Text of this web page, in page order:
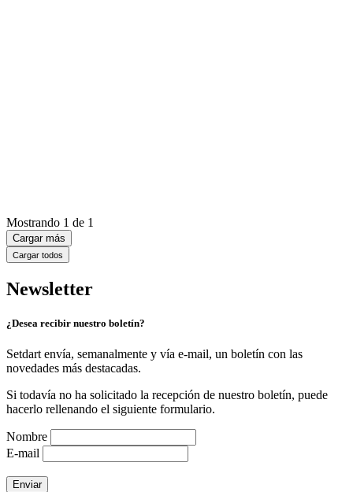
Mostrando 1 de 1
Cargar más
Cargar todos
Newsletter
¿Desea recibir nuestro boletín?
Setdart envía, semanalmente y vía e-mail, un boletín con las
novedades más destacadas.
Si todavía no ha solicitado la recepción de nuestro boletín, puede
hacerlo rellenando el siguiente formulario.
Nombre
E-mail